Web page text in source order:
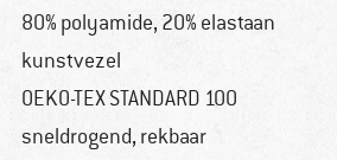
80% polyamide, 20% elastaan
kunstvezel
OEKO-TEX STANDARD 100
sneldrogend, rekbaar